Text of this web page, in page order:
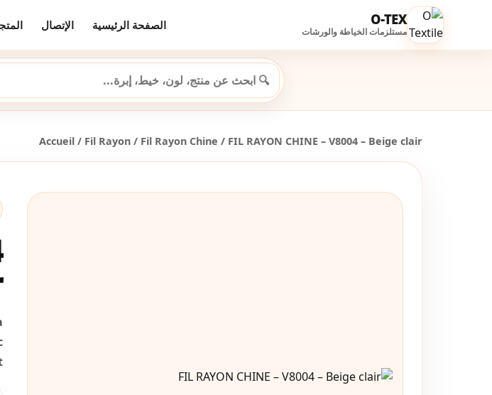
O-TEX
مستلزمات الخياطة والورشات الصفحة الرئيسية الإتصال
Accueil / Fil Rayon / Fil Rayon Chine / FIL RAYON CHINE – V8004 – Beige clair